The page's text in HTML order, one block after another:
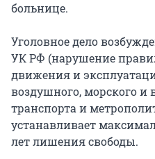
больнице.
Уголовное дело
УК РФ (нарушение
движения и
воздушного, морского и
транспорта и
устанавливает
лет лишения свободы.